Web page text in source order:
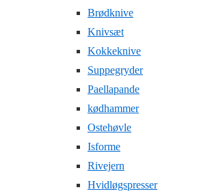
Brødknive
Knivsæt
Kokkeknive
Suppegryder
Paellapande
kødhammer
Ostehøvle
Isforme
Rivejern
Hvidløgspresser